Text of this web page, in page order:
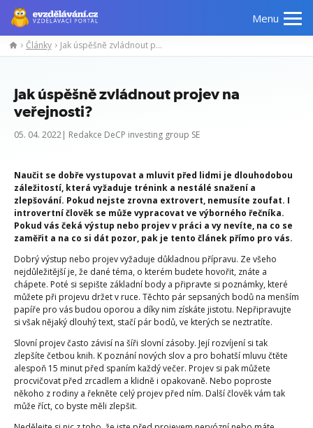
Menu
Články Jak úspěšně zvládnout projev na veřejnosti?
Jak úspěšně zvládnout projev na
veřejnosti?
05. 04. 2022| Redakce DeCP investing group SE
Naučit se dobře vystupovat a mluvit před lidmi je dlouhodobou
záležitostí, která vyžaduje trénink a nestálé snažení a
zlepšování. Pokud nejste zrovna extrovert, nemusíte zoufat. I
introvertní člověk se může vypracovat ve výborného řečníka.
Pokud vás čeká výstup nebo projev v práci a vy nevíte, na co se
zaměřit a na co si dát pozor, pak je tento článek přímo pro vás.
Dobrý výstup nebo projev vyžaduje důkladnou přípravu. Ze všeho
nejdůležitější je, že dané téma, o kterém budete hovořit, znáte a
chápete. Poté si sepište základní body a připravte si poznámky, které
můžete při projevu držet v ruce. Těchto pár sepsaných bodů na menším
papíře pro vás budou oporou a díky nim získáte jistotu. Nepřipravujte
si však nějaký dlouhý text, stačí pár bodů, ve kterých se neztratíte.
Slovní projev často závisí na šíři slovní zásoby. Její rozvíjení si tak
zlepšíte četbou knih. K poznání nových slov a pro bohatší mluvu čtěte
alespoň 15 minut před spaním každý večer. Projev si pak můžete
procvičovat před zrcadlem a klidně i opakovaně. Nebo poproste
někoho z rodiny a řekněte celý projev před ním. Další člověk vám tak
může říct, co byste měli zlepšit.